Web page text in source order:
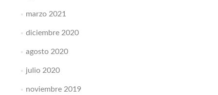
marzo 2021
diciembre 2020
agosto 2020
julio 2020
noviembre 2019